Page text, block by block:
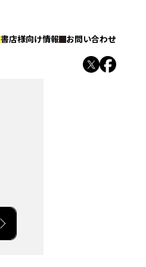
書店様向け情報 お問い合わせ